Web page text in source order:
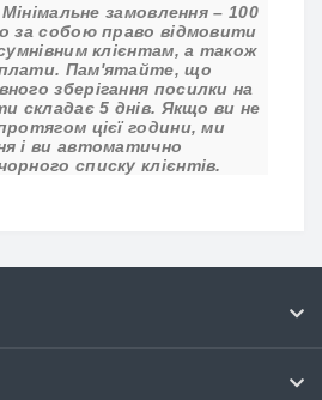
замовлення – 100
за собою право відмовити
клієнтам, а також
Пам'ятайте, що
зберігання посилки на
складає 5 днів. Якщо ви не
цієї години, ми
і ви автоматично
списку клієнтів.